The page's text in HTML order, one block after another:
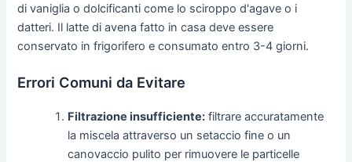
di vaniglia o dolcificanti come lo sciroppo d'agave o i
datteri. Il latte di avena fatto in casa deve essere
conservato in frigorifero e consumato entro 3-4 giorni.
Errori Comuni da Evitare
Filtrazione insufficiente: filtrare accuratamente
la miscela attraverso un setaccio fine o un
canovaccio pulito per rimuovere le particelle